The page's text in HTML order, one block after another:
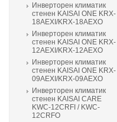
Инверторен климатик
стенен KAISAI ONE KRX-
18AEXI/KRX-18AEXO
Инверторен климатик
стенен KAISAI ONE KRX-
12AEXI/KRX-12AEXO
Инверторен климатик
стенен KAISAI ONE KRX-
09AEXI/KRX-09AEXO
Инверторен климатик
стенен KAISAI CARE
KWC-12CRFI / KWC-
12CRFO